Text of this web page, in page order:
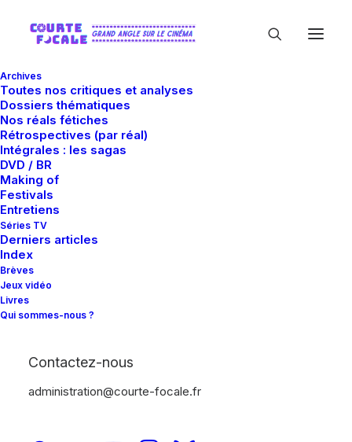
Archives
Toutes nos critiques et analyses
Dossiers thématiques
Nos réals fétiches
Rétrospectives (par réal)
Intégrales : les sagas
DVD / BR
Making of
Festivals
Entretiens
Séries TV
Derniers articles
Index
Brèves
Jeux vidéo
Livres
Qui sommes-nous ?
Contactez-nous
administration@courte-focale.fr